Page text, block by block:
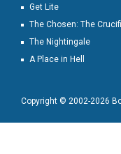
Get Lite
The Chosen: The
The Nightingale
A Place in Hell
Copyright © 2002-2026